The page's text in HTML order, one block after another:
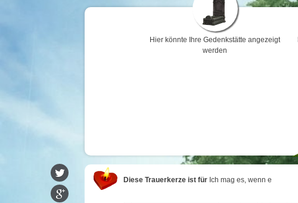
Hier könnte Ihre Gedenkstätte angezeigt
werden
Diese Trauerkerze ist für Ich mag es, wenn e